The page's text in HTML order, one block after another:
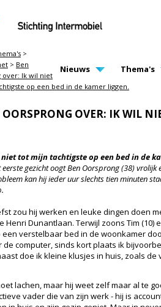
INTERMOBIEL
MAIN PAGE
Nieuws Thema's
>
> Ben
over: Ik wil niet
op een bed in de kamer liggen.
OORSPRONG OVER: IK WIL
tot mijn tachtigste op een bed in de
eerste gezicht oogt Ben Oorsprong (38)
kan hij ieder uur slechts tien minuten
zou hij werken en leuke dingen doen
Henri Dunantlaan. Terwijl zoons Tim
verstelbaar bed in de woonkamer
de computer, sinds kort plaats ik
doe ik kleine klusjes in huis, zoals de
lachen, maar hij weet zelf maar al te
vader die van zijn werk - hij is